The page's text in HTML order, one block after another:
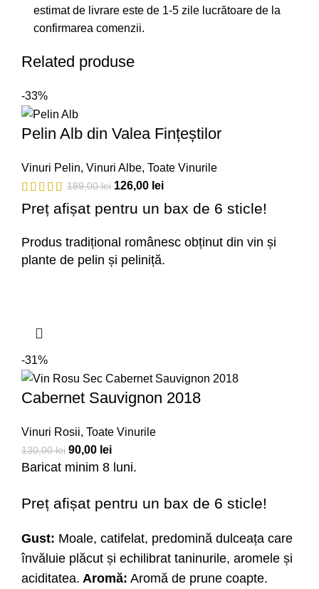
estimat de livrare este de 1-5 zile lucrătoare de la
confirmarea comenzii.
Related produse
-33%
Pelin Alb din Valea Fințeștilor
Vinuri Pelin, Vinuri Albe, Toate Vinurile
189,00lei 126,00 lei
Preț afișat pentru un bax de 6 sticle!
Produs tradițional românesc obținut din vin și
plante de pelin și peliniță.
-31%
Cabernet Sauvignon 2018
Vinuri Rosii, Toate Vinurile
130,00lei 90,00 lei
Baricat minim 8 luni.
Preț afișat pentru un bax de 6 sticle!
Gust: Moale, catifelat, predomină dulceața care
învăluie plăcut și echilibrat taninurile, aromele și
aciditatea. Aromă: Aromă de prune coapte.